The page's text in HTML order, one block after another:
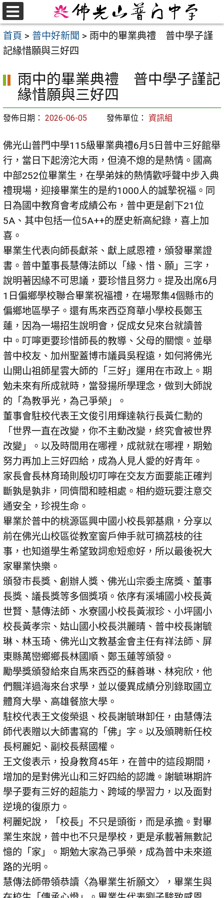
跳
至
主
要
首頁 > 普中好新聞 > 雨中的畢業典禮 普中學子謹
記緣惜願與三好四
雨中的畢業典禮 普中學子謹記
緣惜願與三好四
發佈日期： 2026-06-05 發佈單位： 資訊組
佛光山普門中學115級畢業典禮6月5日普中三好館舉
行，當日下起滂沱大雨，但澆不熄的是熱情。國高
中部252位畢業生，在學弟妹的熱情歡呼聲中步入典
禮現場，迎接畢業生的是約1000人的誠摯祝福。同
日為國中教育會考成績公布，普中更是創下21位
5A、其中包括一位5A++的歷史新高紀錄，喜上加
喜。
畢業生代表向師長獻茶、獻上感恩禮，頒發畢業證
書。普中董事長慧傳法師以「緣、惜、願」三字，
說明著因緣不可思議，要珍惜且努力。提及出席6月
1日偏鄉學校聯合畢業祝福禮，在場聚集4個縣市的
偏鄉地區學子。還有馬來西亞育華小學校長鄭玉
蓮，因為一場招生說明會，促成女兒來台就讀普
中。叮嚀更要珍惜師長的教導、父母的關懷。並舉
普中校友、加州聖蓋博市議員吳程遠，如何將佛光
山開山祖師星雲大師的「三好」運用在市政上。期
勉未來有所成就時，當發揚所學理念，做到大師說
的「為教爭光，為己爭榮」。
董事會駐校代表王文俊引用輝達執行長黃仁勳的
「世界一直在改變，你不主動改變，終究會被世界
改變」。以及時間用在哪裡，成就就在哪裡，期勉
努力再加上三好四給，成為人見人愛的好青年。
家長會長林育琦則殷切叮嚀在交友方面要能正確判
斷孰是孰非，同儕間和睦相處。相約遊玩要注意交
通安全，珍視生命。
畢業於普中的桃源區興中國小校長郭基鼎，分享以
前在佛光山校區從教室窗戶伸手就可摘荔枝的往
事，也知道學生希望致詞愈短愈好，所以最後祝大
家畢業快樂。
頒發市長獎、創辦人獎、佛光山宗委主席獎、董事
長獎、議長獎等多個獎項。依序有溪埔國小校長黃
世賢、慧傳法師、水寮國小校長黃淑珍、小坪國小
校長黃孝宗、姑山國小校長洪麗晴、普中校長謝毓
琳、林玉琦、佛光山文教基金會主任有祥法師、屏
東縣萬巒鄉鄉長林國順、鄭玉蓮等頒發。
勵學獎頒發給來自馬來西亞的蘇善琳、林宛欣，他
們飄洋過海來台求學，並以優異成績分別錄取國立
體育大學、高雄餐旅大學。
駐校代表王文俊榮退、校長謝毓琳卸任，由慧傳法
師代表贈以大師書寫的「佛」字。以及頒聘新任校
長柯麗妃、副校長蔡國權。
王文俊表示，投身教育45年，在普中的這段期間，
增加的是對佛光山和三好四給的認識。謝毓琳期許
學子要有三好的超能力、跨域的學習力，以及面對
逆境的復原力。
柯麗妃說，「校長」不只是頭銜，而是承擔。對畢
業生來說，普中也不只是學校，更是承載著無數記
憶的「家」。期勉大家為己爭榮，成為普中未來道
路的光明。
慧傳法師帶領恭讀〈為畢業生祈願文〉，畢業生與
選
單